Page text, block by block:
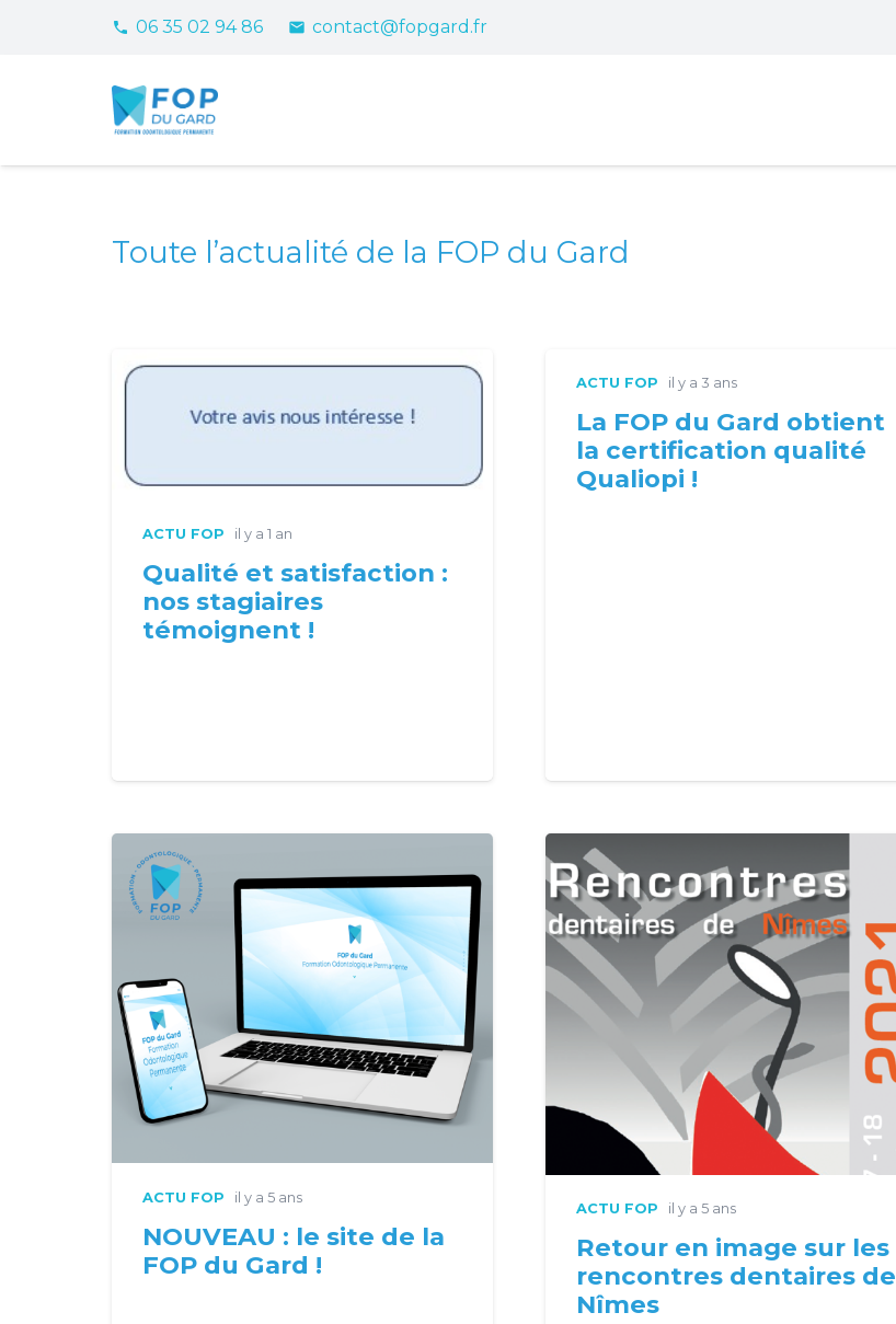
phone 06 35 02 94 86 email contact@fopgard.fr
Toute l’actualité de la FOP du Gard
ACTU FOP il y a 1 an
Qualité et satisfaction :
nos stagiaires
témoignent !
ACTU FOP il y a 3 ans
La FOP du Gard obtient
la certification qualité
Qualiopi !
ACTU FOP il y a 5 ans
NOUVEAU : le site de la
FOP du Gard !
ACTU FOP il y a 5 ans
Retour en image sur les
rencontres dentaires de
Nîmes